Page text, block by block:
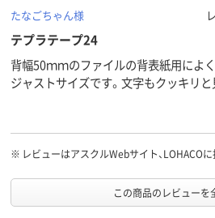
たなごちゃん様
テプラテープ24
背幅50ｍｍのファイルの背表紙用によ
ジャストサイズです。文字もクッキリ
重宝しています。ただ、たまにですが
使用しています。一緒にくっついてき
剥がせば文字は印字されています。
※ レビューはアスクルWebサイト、LOHACO
この商品のレビューを